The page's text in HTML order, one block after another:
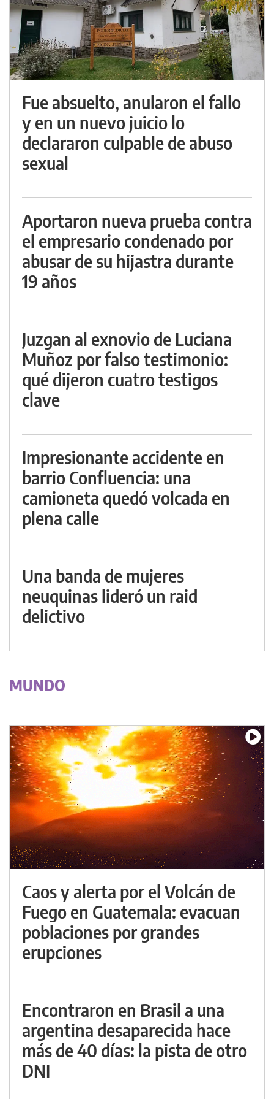
Fue absuelto, anularon el fallo
y en un nuevo juicio lo
declararon culpable de abuso
sexual
Aportaron nueva prueba contra
el empresario condenado por
abusar de su hijastra durante
19 años
Juzgan al exnovio de Luciana
Muñoz por falso testimonio:
qué dijeron cuatro testigos
clave
Impresionante accidente en
barrio Confluencia: una
camioneta quedó volcada en
plena calle
Una banda de mujeres
neuquinas lideró un raid
delictivo
MUNDO
Caos y alerta por el Volcán de
Fuego en Guatemala: evacuan
poblaciones por grandes
erupciones
Encontraron en Brasil a una
argentina desaparecida hace
más de 40 días: la pista de otro
DNI